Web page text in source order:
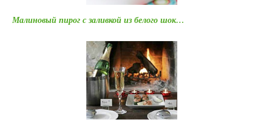
Малиновый пирог с заливкой из белого шок…